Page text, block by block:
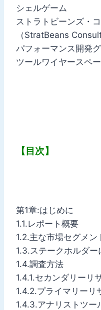
シェルゲーム
ストラトビーンズ・
（StratBeans
パフォーマンス開発
ツールワイヤースペ
【目次】
第1章:はじめに
1.1.レポート概要
1.2.主な市場セグメン
1.3.ステークホルダ
1.4.調査方法
1.4.1.セカンダリーリ
1.4.2.プライマリーリ
1.4.3.アナリストツー